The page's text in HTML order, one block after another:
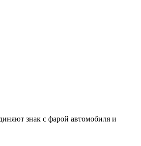
знак с фарой автомобиля и